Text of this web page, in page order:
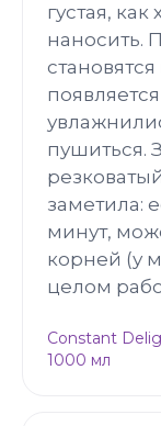
густая,
наносить.
пушиться.
заметила:
минут,
корней (у
целом
Constant
1000 мл